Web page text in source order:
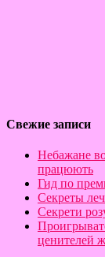
Свежие записи
Небажане
працюють
Гид по
Секреты
Секрети
ценителей